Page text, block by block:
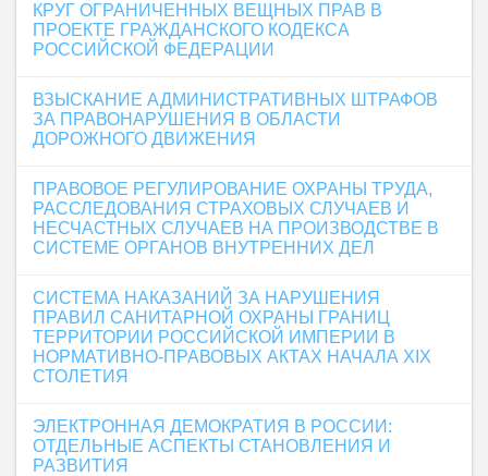
КРУГ ОГРАНИЧЕННЫХ ВЕЩНЫХ ПРАВ В
ПРОЕКТЕ ГРАЖДАНСКОГО КОДЕКСА
РОССИЙСКОЙ ФЕДЕРАЦИИ
ВЗЫСКАНИЕ АДМИНИСТРАТИВНЫХ ШТРАФОВ
ЗА ПРАВОНАРУШЕНИЯ В ОБЛАСТИ
ДОРОЖНОГО ДВИЖЕНИЯ
ПРАВОВОЕ РЕГУЛИРОВАНИЕ ОХРАНЫ ТРУДА,
РАССЛЕДОВАНИЯ СТРАХОВЫХ СЛУЧАЕВ И
НЕСЧАСТНЫХ СЛУЧАЕВ НА ПРОИЗВОДСТВЕ В
СИСТЕМЕ ОРГАНОВ ВНУТРЕННИХ ДЕЛ
СИСТЕМА НАКАЗАНИЙ ЗА НАРУШЕНИЯ
ПРАВИЛ САНИТАРНОЙ ОХРАНЫ ГРАНИЦ
ТЕРРИТОРИИ РОССИЙСКОЙ ИМПЕРИИ В
НОРМАТИВНО-ПРАВОВЫХ АКТАХ НАЧАЛА ХІХ
СТОЛЕТИЯ
ЭЛЕКТРОННАЯ ДЕМОКРАТИЯ В РОССИИ:
ОТДЕЛЬНЫЕ АСПЕКТЫ СТАНОВЛЕНИЯ И
РАЗВИТИЯ